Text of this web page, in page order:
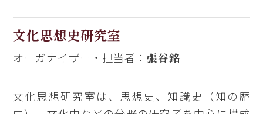
文化思想史研究室
オーガナイザー・担当者： 張谷銘
文化思想研究室は、思想史、知識史（知の歴